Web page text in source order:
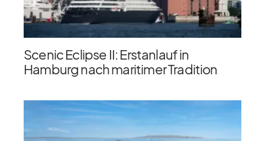
Scenic Eclipse II: Erstanlauf in
Hamburg nach maritimer Tradition